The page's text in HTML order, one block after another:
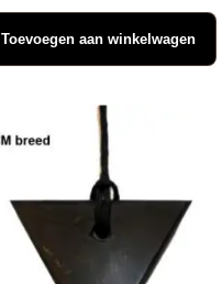
Toevoegen aan winkelwagen